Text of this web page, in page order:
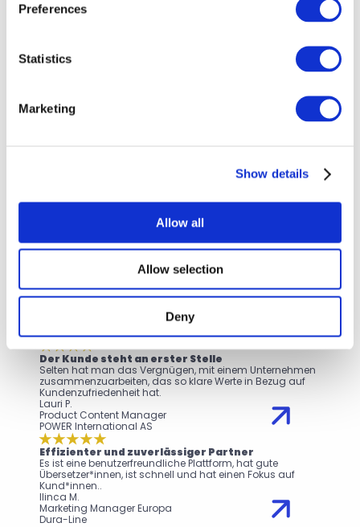
Preferences
Statistics
Marketing
Show details
Allow all
Allow selection
Deny
Benutzer*innen lieben
Ausgezeichneter Service und
großartige Übersetzung
Die Software ist einfach zu nutzen und das Serviceteam
unterstützt dich jederzeit, falls nötig.
Mitbegründer & SaaS Lead
Helion B2B
Der Kunde steht an erster Stelle
Selten hat man das Vergnügen, mit einem Unternehmen
zusammenzuarbeiten, das so klare Werte in Bezug auf
Kundenzufriedenheit hat.
Lauri P.
Product Content Manager
POWER International AS
Effizienter und zuverlässiger Partner
Es ist eine benutzerfreundliche Plattform, hat gute
Übersetzer*innen, ist schnell und hat einen Fokus auf
Kund*innen..
Ilinca M.
Marketing Manager Europa
Dura-Line